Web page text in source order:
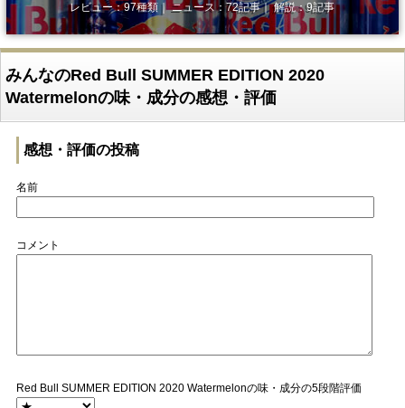
レビュー：97種類｜ ニュース：72記事｜ 解説：9記事
みんなのRed Bull SUMMER EDITION 2020
Watermelonの味・成分の感想・評価
感想・評価の投稿
名前
コメント
Red Bull SUMMER EDITION 2020 Watermelonの味・成分の5段階評価